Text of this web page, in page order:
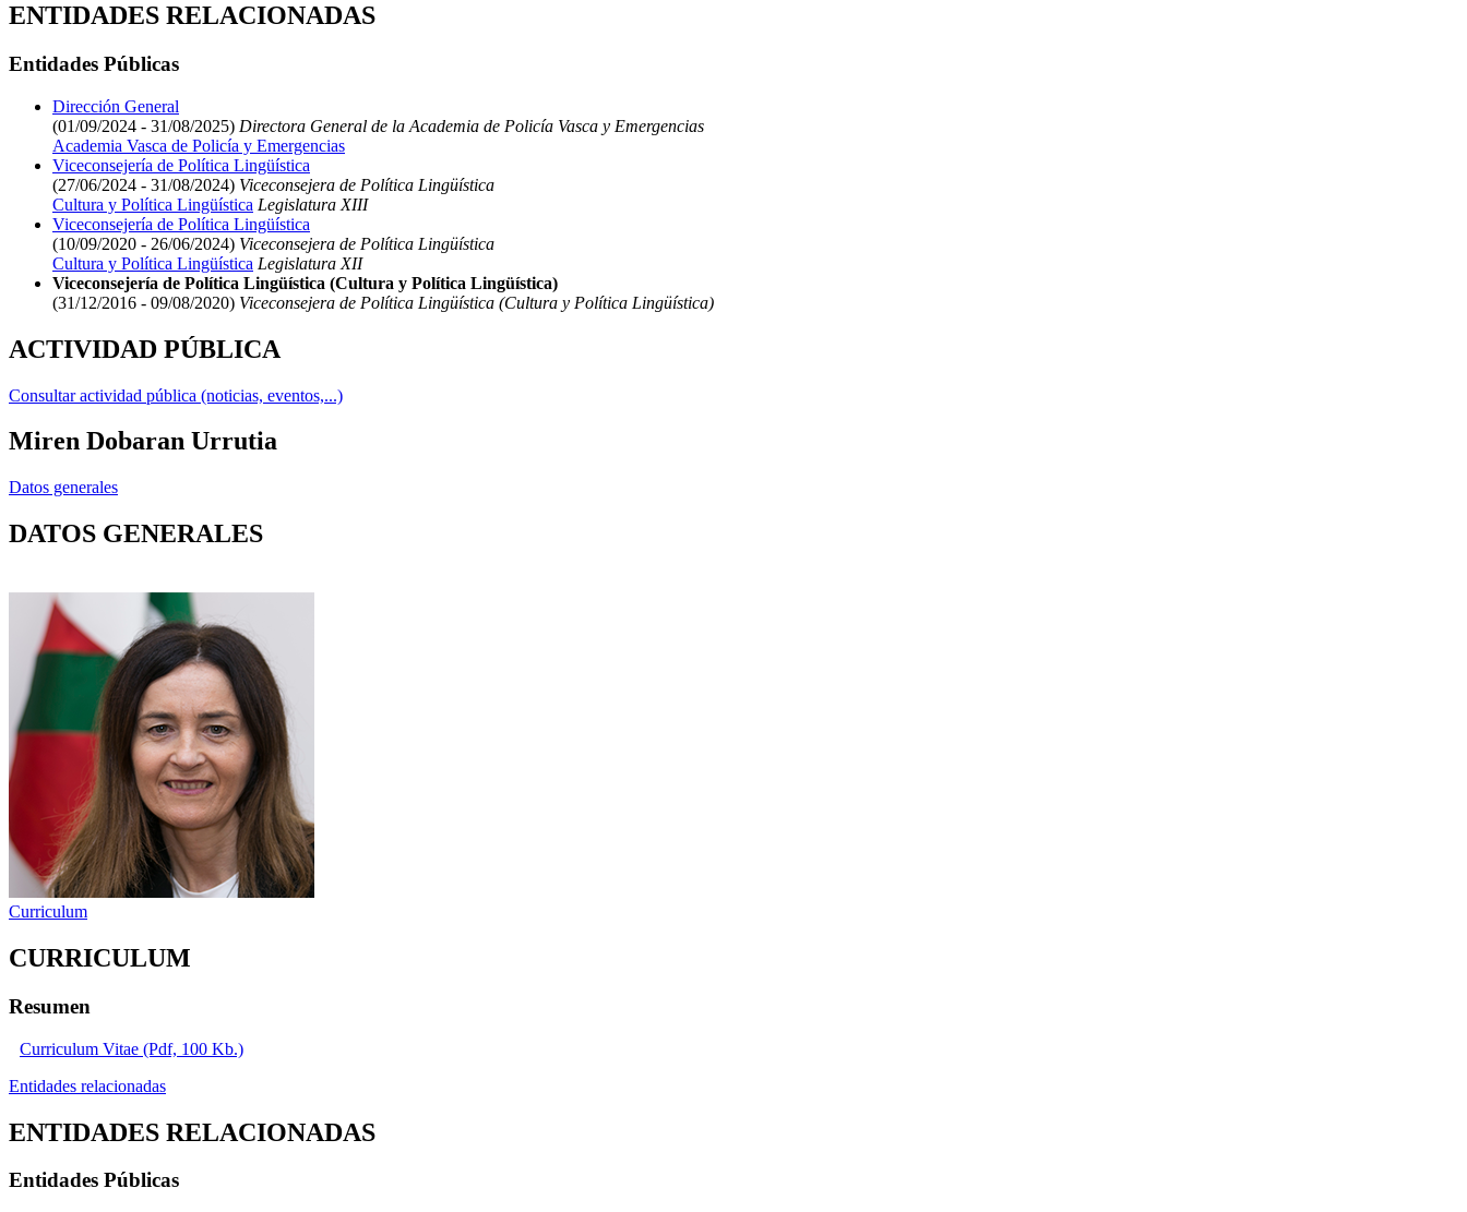
ENTIDADES RELACIONADAS
Entidades Públicas
Dirección General
(01/09/2024 - 31/08/2025) Directora General de la Academia de Policía Vasca y Emergencias
Academia Vasca de Policía y Emergencias
Viceconsejería de Política Lingüística
(27/06/2024 - 31/08/2024) Viceconsejera de Política Lingüística
Cultura y Política Lingüística Legislatura XIII
Viceconsejería de Política Lingüística
(10/09/2020 - 26/06/2024) Viceconsejera de Política Lingüística
Cultura y Política Lingüística Legislatura XII
Viceconsejería de Política Lingüística (Cultura y Política Lingüística)
(31/12/2016 - 09/08/2020) Viceconsejera de Política Lingüística (Cultura y Política Lingüística)
ACTIVIDAD PÚBLICA
Consultar actividad pública (noticias, eventos,...)
Miren Dobaran Urrutia
Datos generales
DATOS GENERALES
Curriculum
CURRICULUM
Resumen
Curriculum Vitae (Pdf, 100 Kb.)
Entidades relacionadas
ENTIDADES RELACIONADAS
Entidades Públicas